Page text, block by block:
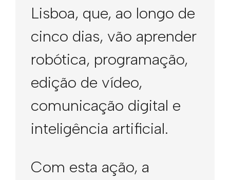
Lisboa, que, ao longo de
cinco dias, vão aprender
robótica, programação,
edição de vídeo,
comunicação digital e
inteligência artificial.
Com esta ação, a